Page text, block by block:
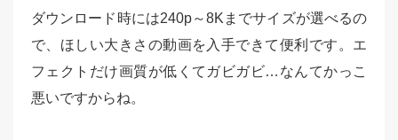
ダウンロード時には240p～8Kまでサイズが選べるの
で、ほしい大きさの動画を入手できて便利です。エ
フェクトだけ画質が低くてガビガビ…なんてかっこ
悪いですからね。